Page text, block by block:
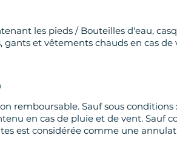
les pieds / Bouteilles d'eau,
gants et vêtements chauds en cas
remboursable. Sauf sous conditions
en cas de pluie et de vent. Sauf
est considérée comme une